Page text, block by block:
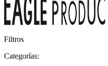
Filtros
Categorías: